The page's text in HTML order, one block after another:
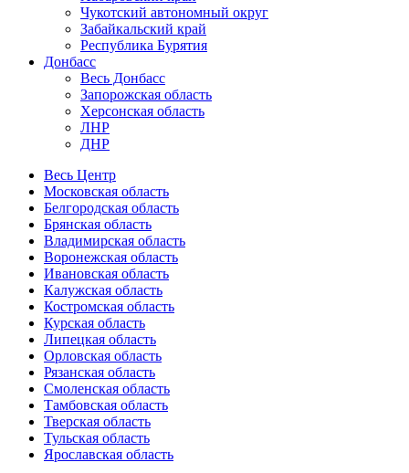
Чукотский автономный округ
Забайкальский край
Республика Бурятия
Донбасс
Весь Донбасс
Запорожская область
Херсонская область
ЛНР
ДНР
Весь Центр
Московская область
Белгородская область
Брянская область
Владимирская область
Воронежская область
Ивановская область
Калужская область
Костромская область
Курская область
Липецкая область
Орловская область
Рязанская область
Смоленская область
Тамбовская область
Тверская область
Тульская область
Ярославская область